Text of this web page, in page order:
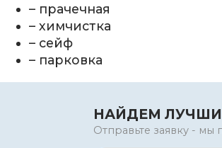
– прачечная
– химчистка
– сейф
– парковка
НАЙДЕМ
Отправьте заявку - мы